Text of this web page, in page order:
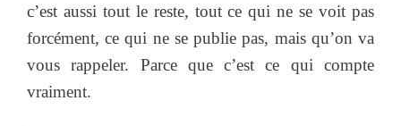
c’est aussi tout le reste, tout ce qui ne se voit pas
forcément, ce qui ne se publie pas, mais qu’on va
vous rappeler. Parce que c’est ce qui compte
vraiment.